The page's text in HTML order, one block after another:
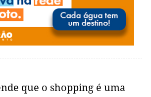
que o shopping é uma